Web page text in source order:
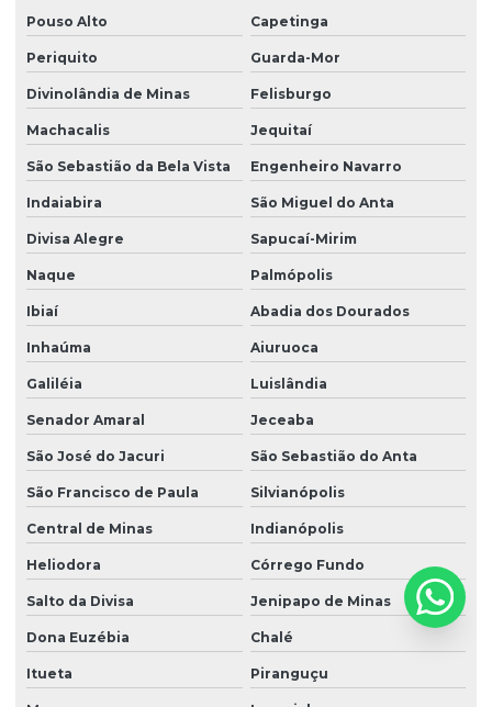
Pouso Alto Capetinga
Periquito Guarda-Mor
Divinolândia de Minas Felisburgo
Machacalis Jequitaí
São Sebastião da Bela Vista Engenheiro Navarro
Indaiabira São Miguel do Anta
Divisa Alegre Sapucaí-Mirim
Naque Palmópolis
Ibiaí Abadia dos Dourados
Inhaúma Aiuruoca
Galiléia Luislândia
Senador Amaral Jeceaba
São José do Jacuri São Sebastião do Anta
São Francisco de Paula Silvianópolis
Central de Minas Indianópolis
Heliodora Córrego Fundo
Salto da Divisa Jenipapo de Minas
Dona Euzébia Chalé
Itueta Piranguçu